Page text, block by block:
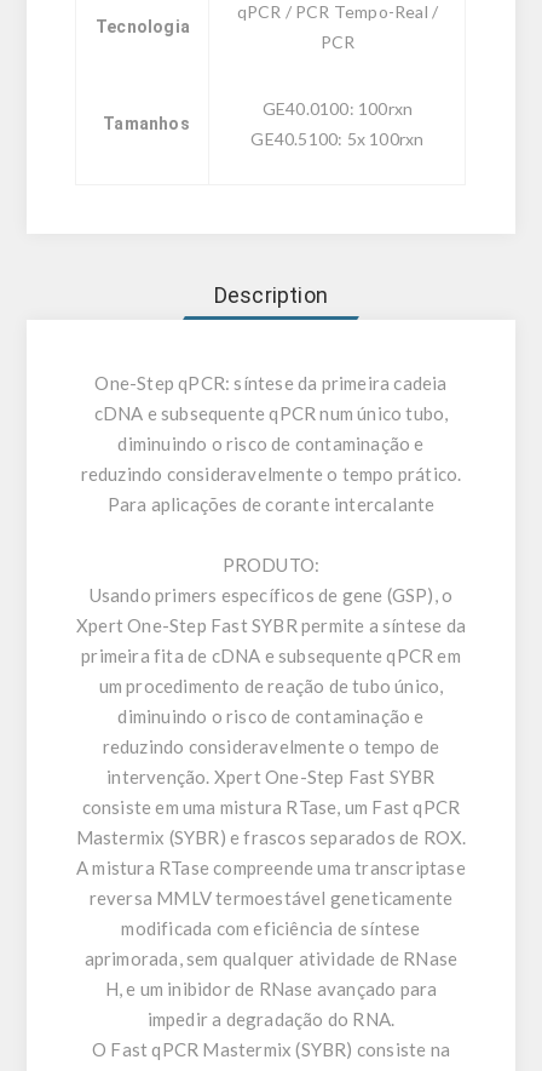
Tecnologia
qPCR / PCR Tempo-Real /
PCR
Tamanhos
GE40.0100: 100rxn
GE40.5100: 5x 100rxn
Description
One-Step qPCR: síntese da primeira cadeia
cDNA e subsequente qPCR num único tubo,
diminuindo o risco de contaminação e
reduzindo consideravelmente o tempo prático.
Para aplicações de corante intercalante
PRODUTO:
Usando primers específicos de gene (GSP), o
Xpert One-Step Fast SYBR permite a síntese da
primeira fita de cDNA e subsequente qPCR em
um procedimento de reação de tubo único,
diminuindo o risco de contaminação e
reduzindo consideravelmente o tempo de
intervenção. Xpert One-Step Fast SYBR
consiste em uma mistura RTase, um Fast qPCR
Mastermix (SYBR) e frascos separados de ROX.
A mistura RTase compreende uma transcriptase
reversa MMLV termoestável geneticamente
modificada com eficiência de síntese
aprimorada, sem qualquer atividade de RNase
H, e um inibidor de RNase avançado para
impedir a degradação do RNA.
O Fast qPCR Mastermix (SYBR) consiste na